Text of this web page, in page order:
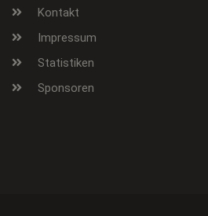
Kontakt
Impressum
Statistiken
Sponsoren